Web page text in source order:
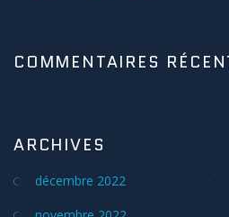
COMMENTAIRES
ARCHIVES
décembre 2022